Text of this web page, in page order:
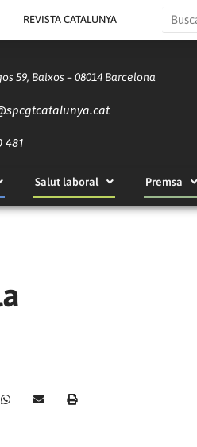
REVISTA CATALUNYA Search
59, Baixos – 08014 Barcelona
spcgtcatalunya.cat
481
Salut laboral Premsa